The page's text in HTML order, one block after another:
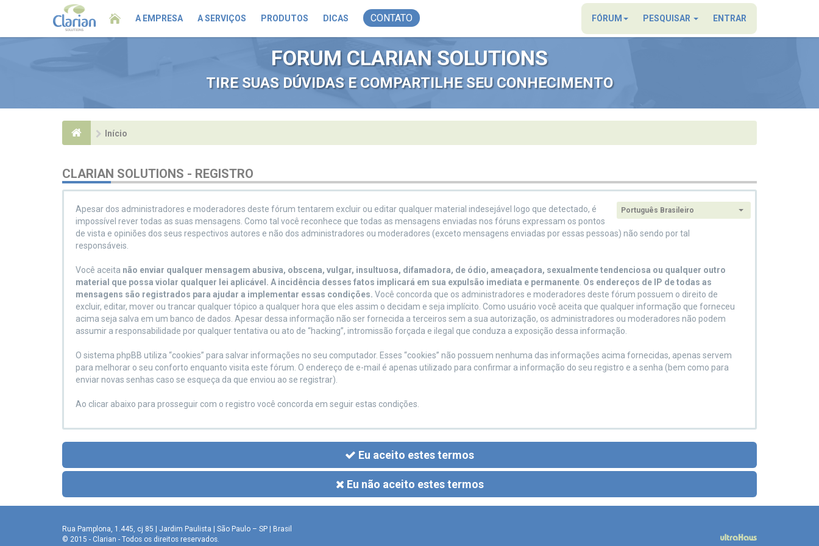
A EMPRESA A SERVIÇOS PRODUTOS DICAS CONTATO FÓRUM PESQUISAR ENTRAR ×
FORUM CLARIAN SOLUTIONS
TIRE SUAS DÚVIDAS E COMPARTILHE SEU CONHECIMENTO
Início
CLARIAN SOLUTIONS - REGISTRO
Idioma:
Português Brasileiro
Apesar dos administradores e moderadores deste fórum tentarem excluir ou editar qualquer material indesejável logo que detectado, é
impossível rever todas as suas mensagens. Como tal você reconhece que todas as mensagens enviadas nos fóruns expressam os pontos
de vista e opiniões dos seus respectivos autores e não dos administradores ou moderadores (exceto mensagens enviadas por essas pessoas) não sendo por tal
responsáveis.
Você aceita não enviar qualquer mensagem abusiva, obscena, vulgar, insultuosa, difamadora, de ódio, ameaçadora, sexualmente tendenciosa ou qualquer outro
material que possa violar qualquer lei aplicável. A incidência desses fatos implicará em sua expulsão imediata e permanente Os endereços de IP de todas as
mensagens são registrados para ajudar a implementar essas condições. Você concorda que os administradores e moderadores deste fórum possuem o direito de
excluir, editar, mover ou trancar qualquer tópico a qualquer hora que eles assim o decidam e seja implícito. Como usuário você aceita que qualquer informação que forneceu
acima seja salva em um banco de dados. Apesar dessa informação não ser fornecida a terceiros sem a sua autorização, os administradores ou moderadores não podem
assumir a responsabilidade por qualquer tentativa ou ato de “hacking”, intromissão forçada e ilegal que conduza a exposição dessa informação.
O sistema phpBB utiliza “cookies” para salvar informações no seu computador. Esses “cookies” não possuem nenhuma das informações acima fornecidas, apenas servem
para melhorar o seu conforto enquanto visita este fórum. O endereço de e-mail é apenas utilizado para confirmar a informação do seu registro e a senha (bem como para
enviar novas senhas caso se esqueça da que enviou ao se registrar).
Ao clicar abaixo para prosseguir com o registro você concorda em seguir estas condições.
Eu aceito estes termos
Eu não aceito estes termos
Rua Pamplona, 1.445, cj 85 | Jardim Paulista | São Paulo – SP | Brasil
© 2015 - Clarian - Todos os direitos reservados.